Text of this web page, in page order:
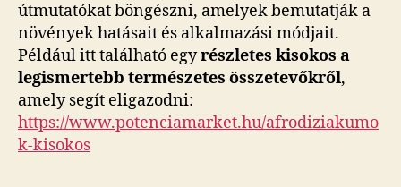
útmutatókat böngészni, amelyek bemutatják a
növények hatásait és alkalmazási módjait.
Például itt található egyrészletes kisokos a
legismertebb természetes összetevőkről,
amely segít eligazodni:
https://www.potenciamarket.hu/afrodiziakumo
k-kisokos